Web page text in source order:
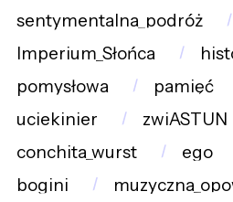
sentymentalna_podróż
Imperium_Słońca
pomysłowa
pamięć
uciekinier
zwiASTUN
conchita_wurst
ego
bogini